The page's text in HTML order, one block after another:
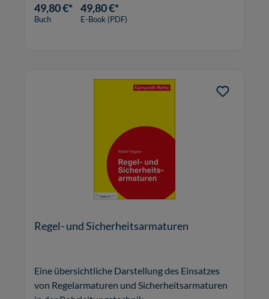
49,80 €*
Buch
49,80 €*
E-Book (PDF)
Regel- und Sicherheitsarmaturen
Eine übersichtliche Darstellung des Einsatzes
von Regelarmaturen und Sicherheitsarmaturen